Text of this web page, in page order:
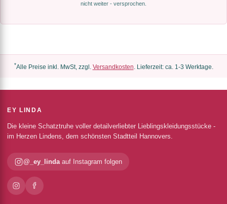
nicht weiter - versprochen.
*Alle Preise inkl. MwSt, zzgl. Versandkosten. Lieferzeit: ca. 1-3 Werktage.
EY LINDA
Die kleine Schatztruhe voller detailverliebter Lieblingskleidungsstücke -
im Herzen Lindens, dem schönsten Stadtteil Hannovers.
@_ey_lindaauf Instagram folgen